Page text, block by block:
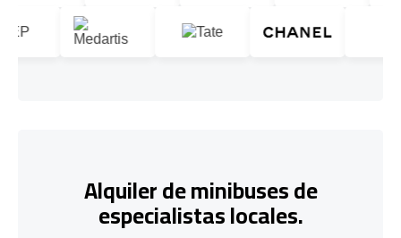
Alquiler de minibuses de
especialistas locales.